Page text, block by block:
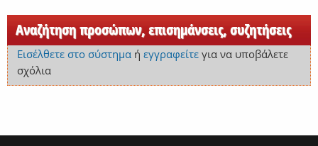
Αναζήτηση προσώπων, επισημάνσεις, συζητήσεις
Εισέλθετε στο σύστημαή εγγραφείτεγια να υποβάλετε
σχόλια